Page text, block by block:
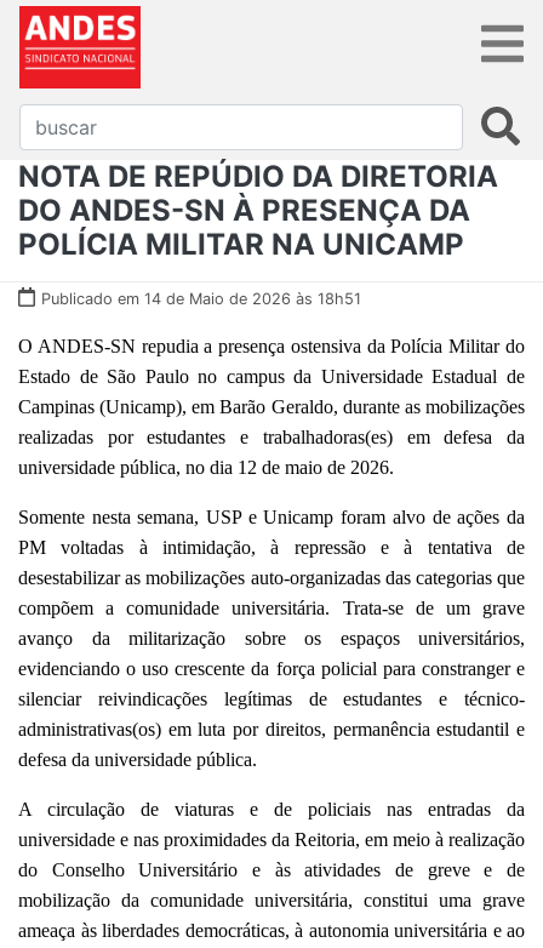
NOTA DE REPÚDIO DA DIRETORIA
DO ANDES-SN À PRESENÇA DA
POLÍCIA MILITAR NA UNICAMP
Publicado em 14 de Maio de 2026 às 18h51
O ANDES-SN repudia a presença ostensiva da Polícia Militar do
Estado de São Paulo no campus da Universidade Estadual de
Campinas (Unicamp), em Barão Geraldo, durante as mobilizações
realizadas por estudantes e trabalhadoras(es) em defesa da
universidade pública, no dia 12 de maio de 2026.
Somente nesta semana, USP e Unicamp foram alvo de ações da
PM voltadas à intimidação, à repressão e à tentativa de
desestabilizar as mobilizações auto-organizadas das categorias que
compõem a comunidade universitária. Trata-se de um grave
avanço da militarização sobre os espaços universitários,
evidenciando o uso crescente da força policial para constranger e
silenciar reivindicações legítimas de estudantes e técnico-
administrativas(os) em luta por direitos, permanência estudantil e
defesa da universidade pública.
A circulação de viaturas e de policiais nas entradas da
universidade e nas proximidades da Reitoria, em meio à realização
do Conselho Universitário e às atividades de greve e de
mobilização da comunidade universitária, constitui uma grave
ameaça às liberdades democráticas, à autonomia universitária e ao